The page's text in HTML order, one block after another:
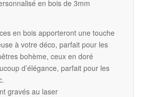
en bois de 3mm
en bois apporteront une touche
à votre déco, parfait pour les
bohème, ceux en doré
d’élégance, parfait pour les
gravés au laser